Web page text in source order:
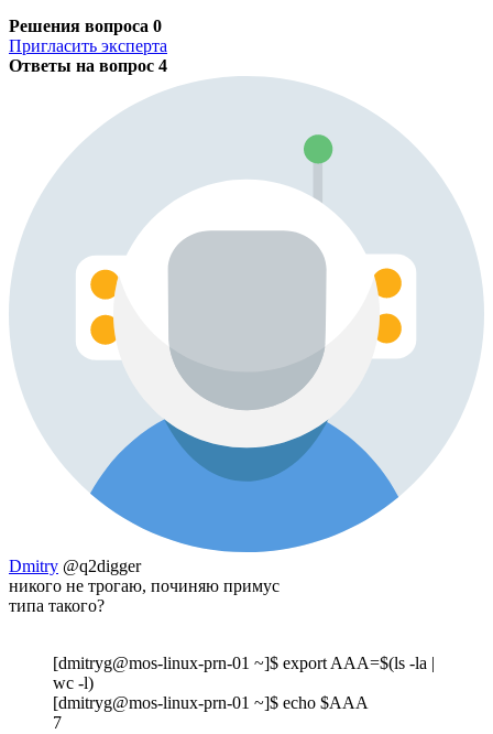
Решения вопроса 0
Пригласить эксперта
Ответы на вопрос 4
Dmitry @q2digger
никого не трогаю, починяю примус
типа такого?
[dmitryg@mos-linux-prn-01 ~]$ export AAA=$(ls -la |
wc -l)
[dmitryg@mos-linux-prn-01 ~]$ echo $AAA
7